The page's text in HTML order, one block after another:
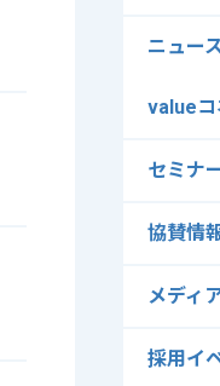
ニュー
value
セミナ
協賛情
メディ
採用イ